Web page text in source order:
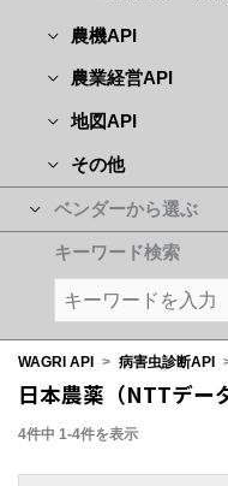
農機API
農業経営API
地図API
その他
ベンダーから選ぶ
キーワード検索
WAGRI API > 病害虫診断API
日本農薬（NTTデータ
4件中 1-4件を表示